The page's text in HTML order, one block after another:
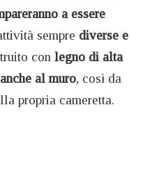
a essere
sempre diverse e
con legno di alta
al muro, così da
propria cameretta.